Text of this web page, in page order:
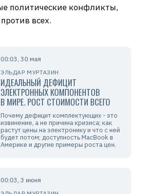
политические конфликты,
всех.
00:03, 30 мая
ЭЛЬДАР МУРТАЗИН
ИДЕАЛЬНЫЙ ДЕФИЦИТ
ЭЛЕКТРОННЫХ КОМПОНЕНТОВ
В МИРЕ. РОСТ СТОИМОСТИ ВСЕГО
Почему дефицит комплектующих - это
извинение, а не причина кризиса; как
растут цены на электронику и что с ней
будет потом; доступность MacBook в
Америке и другие примеры роста цен.
00:03, 3 июня